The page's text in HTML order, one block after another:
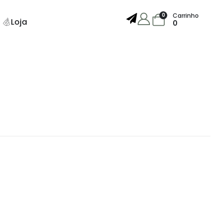
Loja
0 Carrinho
0